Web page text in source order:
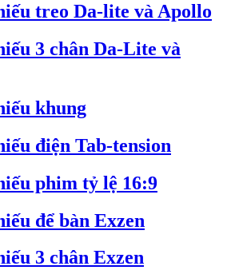
treo Da-lite và Apollo
3 chân Da-Lite và
khung
điện Tab-tension
phim tỷ lệ 16:9
để bàn Exzen
3 chân Exzen